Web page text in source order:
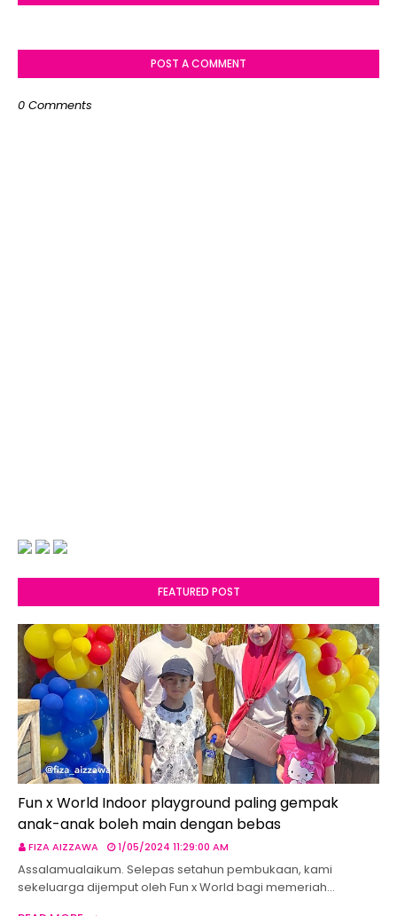
POST A COMMENT
0 Comments
FEATURED POST
Fun x World Indoor playground paling gempak
anak-anak boleh main dengan bebas
FIZA AIZZAWA 1/05/2024 11:29:00 AM
Assalamualaikum. Selepas setahun pembukaan, kami
sekeluarga dijemput oleh Fun x World bagi memeriah…